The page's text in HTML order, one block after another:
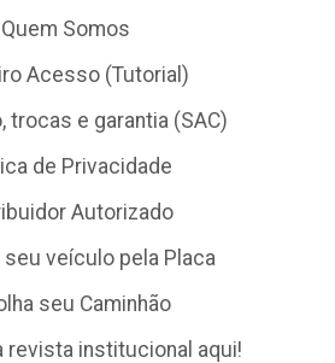
Quem Somos
Acesso (Tutorial)
trocas e garantia (SAC)
de Privacidade
Autorizado
veículo pela Placa
seu Caminhão
revista institucional aqui!